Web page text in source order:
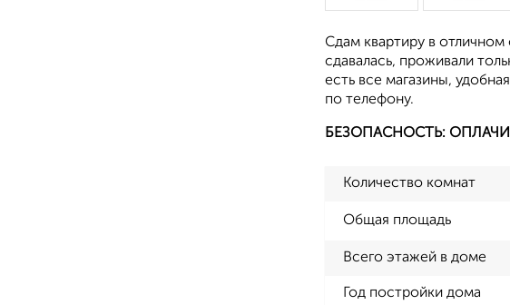
Сдам квартиру в
сдавалась, проживали
есть все магазины,
по телефону.
БЕЗОПАСНОСТЬ:
Количество комнат
Общая площадь
Всего этажей в доме
Год постройки дома